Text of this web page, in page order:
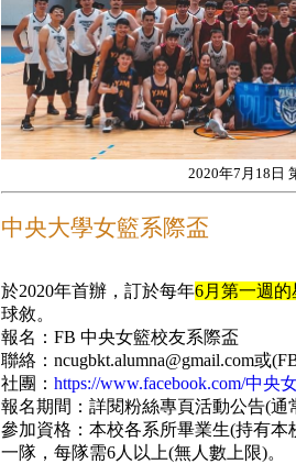
2020年7月18日
中央大學女籃系際盃
於2020年首辦，訂於每年6月第一週的
球敘。
報名：FB 中央女籃校友系際盃
聯絡：ncugbkt.alumna@gmail.com或
社團： https://www.facebook.com/中央
報名期間：詳閱粉絲專頁活動公告(通
參加資格：本校各系所畢業生(持有
一隊，每隊需6人以上(無人數上限)。